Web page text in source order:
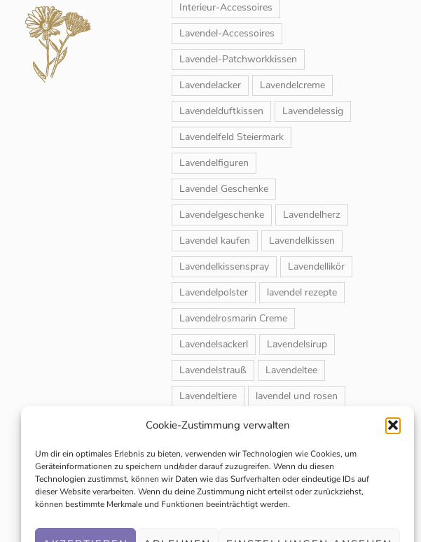
Cookie-Zustimmung verwalten
Um dir ein optimales Erlebnis zu bieten, verwenden wir Technologien wie Cookies, um
Geräteinformationen zu speichern und/oder darauf zuzugreifen. Wenn du diesen
Technologien zustimmst, können wir Daten wie das Surfverhalten oder eindeutige IDs auf
dieser Website verarbeiten. Wenn du deine Zustimmung nicht erteilst oder zurückziehst,
können bestimmte Merkmale und Funktionen beeinträchtigt werden.
Interieur-Accessoires
Lavendel-Accessoires
Lavendel-Patchworkkissen
Lavendelacker
Lavendelcreme
Lavendelduftkissen
Lavendelessig
Lavendelfeld Steiermark
Lavendelfiguren
Lavendel Geschenke
Lavendelgeschenke
Lavendelherz
Lavendel kaufen
Lavendelkissen
Lavendelkissenspray
Lavendellikör
Lavendelpolster
lavendel rezepte
Lavendelrosmarin Creme
Lavendelsackerl
Lavendelsirup
Lavendelstrauß
Lavendeltee
Lavendeltiere
lavendel und rosen
Magnet-Duftsackerl
Naturheilmittel
Naturkosmetik
Schuhbedufter
Speiselavendel
Strauchschnitt
Weihnachtsmarkt